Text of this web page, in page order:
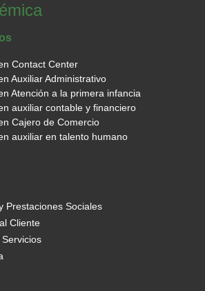
Contact Center
Auxiliar Administrativo
Atención a la primera infancia
auxiliar contable y financiero
Cajero de Comercio
auxiliar en talento humano
Prestaciones Sociales
Cliente